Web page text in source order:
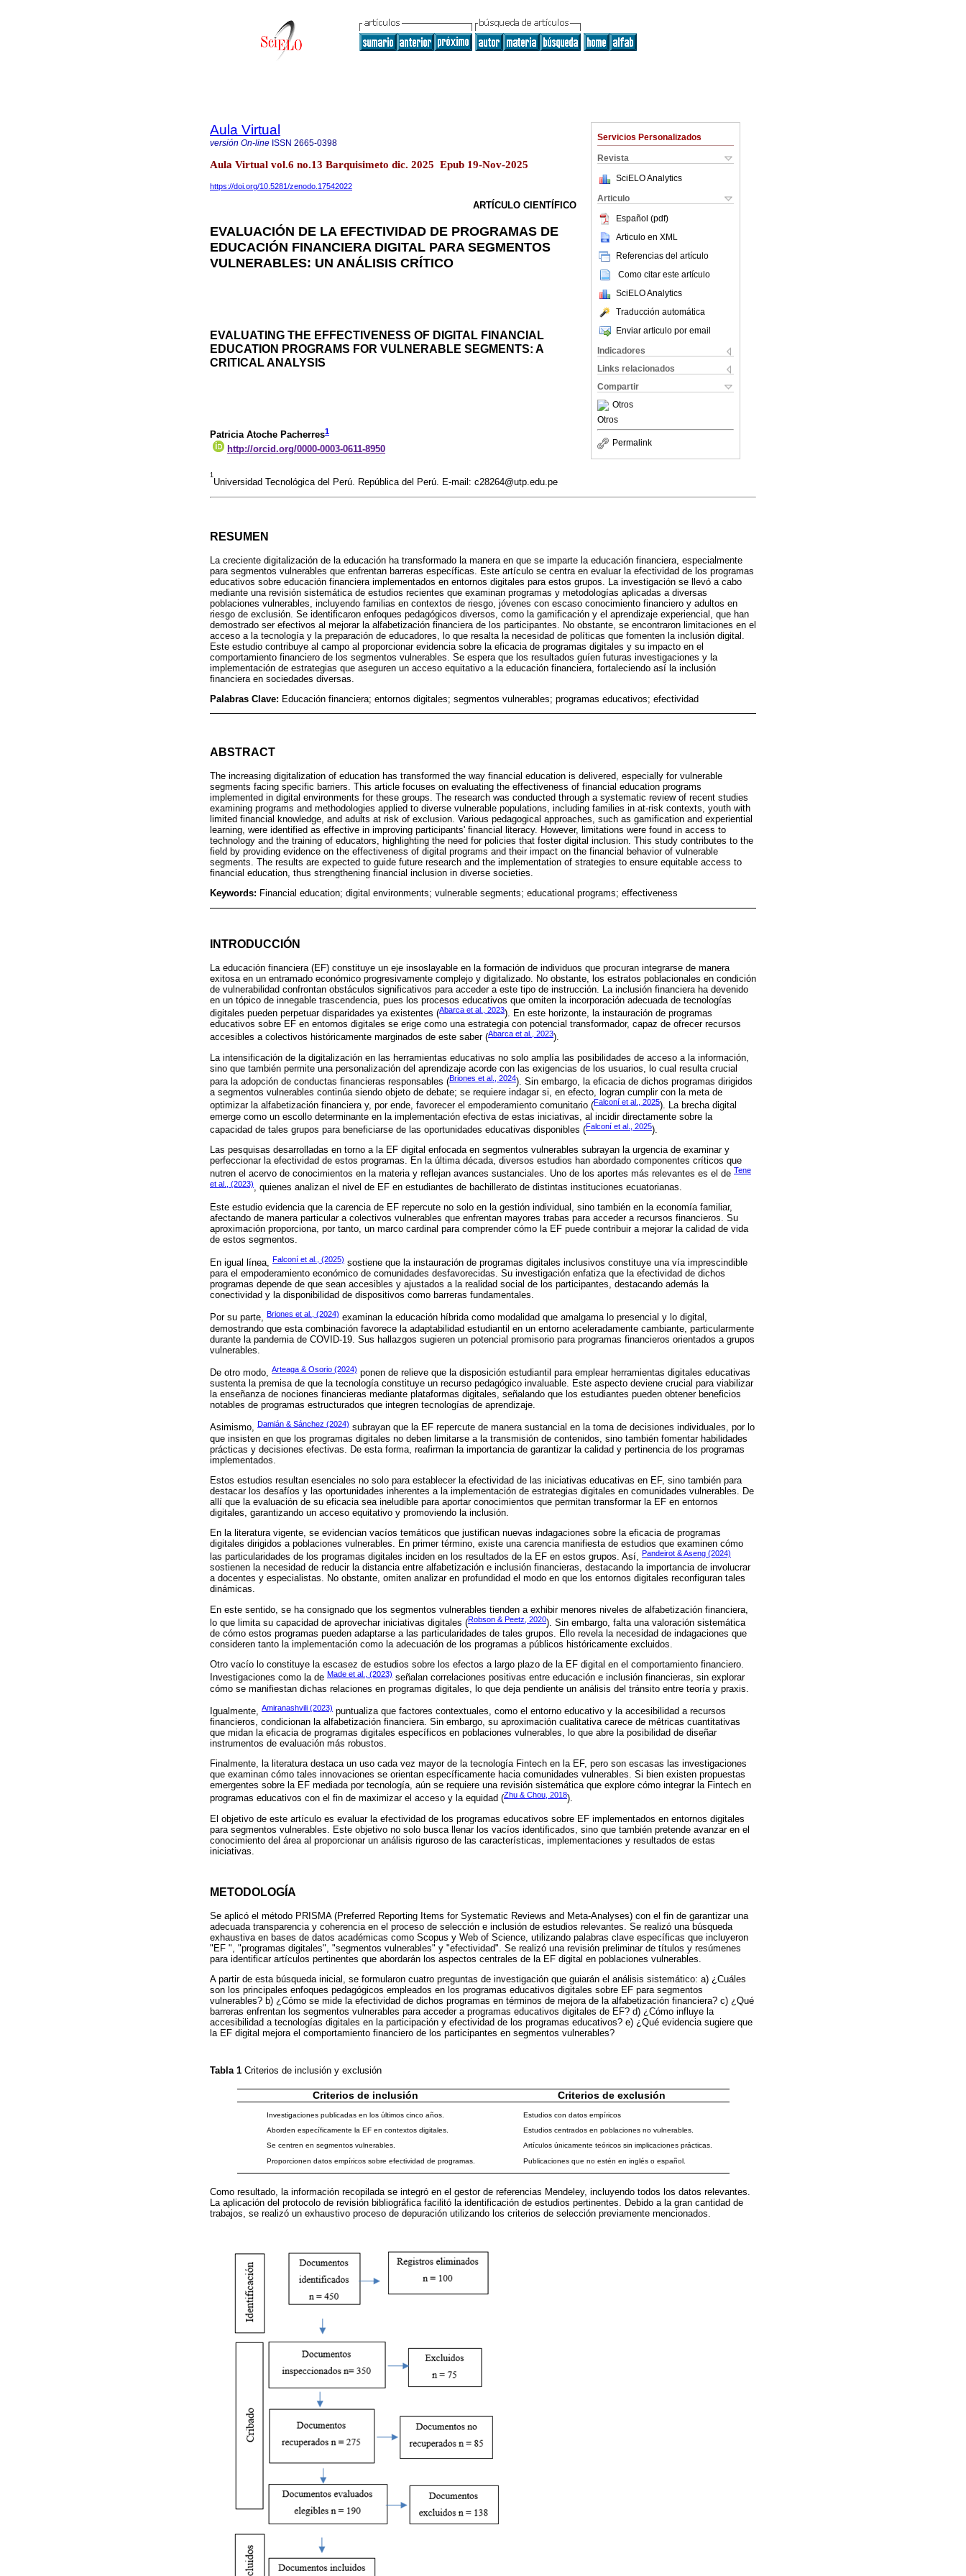
Servicios Personalizados
Revista
SciELO Analytics
Articulo
Español (pdf)
Articulo en XML
Referencias del artículo
Como citar este artículo
SciELO Analytics
Traducción automática
Enviar articulo por email
Indicadores
Links relacionados
Compartir
Otros
Otros
Permalink
Aula Virtual
versión On-line ISSN 2665-0398
Aula Virtual vol.6 no.13 Barquisimeto dic. 2025 Epub 19-Nov-2025
https://doi.org/10.5281/zenodo.17542022
ARTÍCULO CIENTÍFICO
EVALUACIÓN DE LA EFECTIVIDAD DE PROGRAMAS DE
EDUCACIÓN FINANCIERA DIGITAL PARA SEGMENTOS
VULNERABLES: UN ANÁLISIS CRÍTICO
EVALUATING THE EFFECTIVENESS OF DIGITAL FINANCIAL
EDUCATION PROGRAMS FOR VULNERABLE SEGMENTS: A
CRITICAL ANALYSIS
Patricia Atoche Pacherres1
http://orcid.org/0000-0003-0611-8950
1
Universidad Tecnológica del Perú. República del Perú. E-mail: c28264@utp.edu.pe
RESUMEN
La creciente digitalización de la educación ha transformado la manera en que se imparte la educación financiera, especialmente
para segmentos vulnerables que enfrentan barreras específicas. Este artículo se centra en evaluar la efectividad de los programas
educativos sobre educación financiera implementados en entornos digitales para estos grupos. La investigación se llevó a cabo
mediante una revisión sistemática de estudios recientes que examinan programas y metodologías aplicadas a diversas
poblaciones vulnerables, incluyendo familias en contextos de riesgo, jóvenes con escaso conocimiento financiero y adultos en
riesgo de exclusión. Se identificaron enfoques pedagógicos diversos, como la gamificación y el aprendizaje experiencial, que han
demostrado ser efectivos al mejorar la alfabetización financiera de los participantes. No obstante, se encontraron limitaciones en el
acceso a la tecnología y la preparación de educadores, lo que resalta la necesidad de políticas que fomenten la inclusión digital.
Este estudio contribuye al campo al proporcionar evidencia sobre la eficacia de programas digitales y su impacto en el
comportamiento financiero de los segmentos vulnerables. Se espera que los resultados guíen futuras investigaciones y la
implementación de estrategias que aseguren un acceso equitativo a la educación financiera, fortaleciendo así la inclusión
financiera en sociedades diversas.
Palabras Clave: Educación financiera; entornos digitales; segmentos vulnerables; programas educativos; efectividad
ABSTRACT
The increasing digitalization of education has transformed the way financial education is delivered, especially for vulnerable
segments facing specific barriers. This article focuses on evaluating the effectiveness of financial education programs
implemented in digital environments for these groups. The research was conducted through a systematic review of recent studies
examining programs and methodologies applied to diverse vulnerable populations, including families in at-risk contexts, youth with
limited financial knowledge, and adults at risk of exclusion. Various pedagogical approaches, such as gamification and experiential
learning, were identified as effective in improving participants' financial literacy. However, limitations were found in access to
technology and the training of educators, highlighting the need for policies that foster digital inclusion. This study contributes to the
field by providing evidence on the effectiveness of digital programs and their impact on the financial behavior of vulnerable
segments. The results are expected to guide future research and the implementation of strategies to ensure equitable access to
financial education, thus strengthening financial inclusion in diverse societies.
Keywords: Financial education; digital environments; vulnerable segments; educational programs; effectiveness
INTRODUCCIÓN
La educación financiera (EF) constituye un eje insoslayable en la formación de individuos que procuran integrarse de manera
exitosa en un entramado económico progresivamente complejo y digitalizado. No obstante, los estratos poblacionales en condición
de vulnerabilidad confrontan obstáculos significativos para acceder a este tipo de instrucción. La inclusión financiera ha devenido
en un tópico de innegable trascendencia, pues los procesos educativos que omiten la incorporación adecuada de tecnologías
digitales pueden perpetuar disparidades ya existentes (Abarca et al., 2023). En este horizonte, la instauración de programas
educativos sobre EF en entornos digitales se erige como una estrategia con potencial transformador, capaz de ofrecer recursos
accesibles a colectivos históricamente marginados de este saber (Abarca et al., 2023).
La intensificación de la digitalización en las herramientas educativas no solo amplía las posibilidades de acceso a la información,
sino que también permite una personalización del aprendizaje acorde con las exigencias de los usuarios, lo cual resulta crucial
para la adopción de conductas financieras responsables (Briones et al., 2024). Sin embargo, la eficacia de dichos programas dirigidos
a segmentos vulnerables continúa siendo objeto de debate; se requiere indagar si, en efecto, logran cumplir con la meta de
optimizar la alfabetización financiera y, por ende, favorecer el empoderamiento comunitario (Falconí et al., 2025). La brecha digital
emerge como un escollo determinante en la implementación efectiva de estas iniciativas, al incidir directamente sobre la
capacidad de tales grupos para beneficiarse de las oportunidades educativas disponibles (Falconí et al., 2025).
Las pesquisas desarrolladas en torno a la EF digital enfocada en segmentos vulnerables subrayan la urgencia de examinar y
perfeccionar la efectividad de estos programas. En la última década, diversos estudios han abordado componentes críticos que
nutren el acervo de conocimientos en la materia y reflejan avances sustanciales. Uno de los aportes más relevantes es el de Tene
et al., (2023), quienes analizan el nivel de EF en estudiantes de bachillerato de distintas instituciones ecuatorianas.
Este estudio evidencia que la carencia de EF repercute no solo en la gestión individual, sino también en la economía familiar,
afectando de manera particular a colectivos vulnerables que enfrentan mayores trabas para acceder a recursos financieros. Su
aproximación proporciona, por tanto, un marco cardinal para comprender cómo la EF puede contribuir a mejorar la calidad de vida
de estos segmentos.
En igual línea, Falconí et al., (2025) sostiene que la instauración de programas digitales inclusivos constituye una vía imprescindible
para el empoderamiento económico de comunidades desfavorecidas. Su investigación enfatiza que la efectividad de dichos
programas depende de que sean accesibles y ajustados a la realidad social de los participantes, destacando además la
conectividad y la disponibilidad de dispositivos como barreras fundamentales.
Por su parte, Briones et al., (2024) examinan la educación híbrida como modalidad que amalgama lo presencial y lo digital,
demostrando que esta combinación favorece la adaptabilidad estudiantil en un entorno aceleradamente cambiante, particularmente
durante la pandemia de COVID-19. Sus hallazgos sugieren un potencial promisorio para programas financieros orientados a grupos
vulnerables.
De otro modo, Arteaga & Osorio (2024) ponen de relieve que la disposición estudiantil para emplear herramientas digitales educativas
sustenta la premisa de que la tecnología constituye un recurso pedagógico invaluable. Este aspecto deviene crucial para viabilizar
la enseñanza de nociones financieras mediante plataformas digitales, señalando que los estudiantes pueden obtener beneficios
notables de programas estructurados que integren tecnologías de aprendizaje.
Asimismo, Damián & Sánchez (2024) subrayan que la EF repercute de manera sustancial en la toma de decisiones individuales, por lo
que insisten en que los programas digitales no deben limitarse a la transmisión de contenidos, sino también fomentar habilidades
prácticas y decisiones efectivas. De esta forma, reafirman la importancia de garantizar la calidad y pertinencia de los programas
implementados.
Estos estudios resultan esenciales no solo para establecer la efectividad de las iniciativas educativas en EF, sino también para
destacar los desafíos y las oportunidades inherentes a la implementación de estrategias digitales en comunidades vulnerables. De
allí que la evaluación de su eficacia sea ineludible para aportar conocimientos que permitan transformar la EF en entornos
digitales, garantizando un acceso equitativo y promoviendo la inclusión.
En la literatura vigente, se evidencian vacíos temáticos que justifican nuevas indagaciones sobre la eficacia de programas
digitales dirigidos a poblaciones vulnerables. En primer término, existe una carencia manifiesta de estudios que examinen cómo
las particularidades de los programas digitales inciden en los resultados de la EF en estos grupos. Así, Pandeirot & Aseng (2024)
sostienen la necesidad de reducir la distancia entre alfabetización e inclusión financieras, destacando la importancia de involucrar
a docentes y especialistas. No obstante, omiten analizar en profundidad el modo en que los entornos digitales reconfiguran tales
dinámicas.
En este sentido, se ha consignado que los segmentos vulnerables tienden a exhibir menores niveles de alfabetización financiera,
lo que limita su capacidad de aprovechar iniciativas digitales (Robson & Peetz, 2020). Sin embargo, falta una valoración sistemática
de cómo estos programas pueden adaptarse a las particularidades de tales grupos. Ello revela la necesidad de indagaciones que
consideren tanto la implementación como la adecuación de los programas a públicos históricamente excluidos.
Otro vacío lo constituye la escasez de estudios sobre los efectos a largo plazo de la EF digital en el comportamiento financiero.
Investigaciones como la de Made et al., (2023) señalan correlaciones positivas entre educación e inclusión financieras, sin explorar
cómo se manifiestan dichas relaciones en programas digitales, lo que deja pendiente un análisis del tránsito entre teoría y praxis.
Igualmente, Amiranashvili (2023) puntualiza que factores contextuales, como el entorno educativo y la accesibilidad a recursos
financieros, condicionan la alfabetización financiera. Sin embargo, su aproximación cualitativa carece de métricas cuantitativas
que midan la eficacia de programas digitales específicos en poblaciones vulnerables, lo que abre la posibilidad de diseñar
instrumentos de evaluación más robustos.
Finalmente, la literatura destaca un uso cada vez mayor de la tecnología Fintech en la EF, pero son escasas las investigaciones
que examinan cómo tales innovaciones se orientan específicamente hacia comunidades vulnerables. Si bien existen propuestas
emergentes sobre la EF mediada por tecnología, aún se requiere una revisión sistemática que explore cómo integrar la Fintech en
programas educativos con el fin de maximizar el acceso y la equidad (Zhu & Chou, 2018).
El objetivo de este artículo es evaluar la efectividad de los programas educativos sobre EF implementados en entornos digitales
para segmentos vulnerables. Este objetivo no solo busca llenar los vacíos identificados, sino que también pretende avanzar en el
conocimiento del área al proporcionar un análisis riguroso de las características, implementaciones y resultados de estas
iniciativas.
METODOLOGÍA
Se aplicó el método PRISMA (Preferred Reporting Items for Systematic Reviews and Meta-Analyses) con el fin de garantizar una
adecuada transparencia y coherencia en el proceso de selección e inclusión de estudios relevantes. Se realizó una búsqueda
exhaustiva en bases de datos académicas como Scopus y Web of Science, utilizando palabras clave específicas que incluyeron
"EF ", "programas digitales", "segmentos vulnerables" y "efectividad". Se realizó una revisión preliminar de títulos y resúmenes
para identificar artículos pertinentes que abordarán los aspectos centrales de la EF digital en poblaciones vulnerables.
A partir de esta búsqueda inicial, se formularon cuatro preguntas de investigación que guiarán el análisis sistemático: a) ¿Cuáles
son los principales enfoques pedagógicos empleados en los programas educativos digitales sobre EF para segmentos
vulnerables? b) ¿Cómo se mide la efectividad de dichos programas en términos de mejora de la alfabetización financiera? c) ¿Qué
barreras enfrentan los segmentos vulnerables para acceder a programas educativos digitales de EF? d) ¿Cómo influye la
accesibilidad a tecnologías digitales en la participación y efectividad de los programas educativos? e) ¿Qué evidencia sugiere que
la EF digital mejora el comportamiento financiero de los participantes en segmentos vulnerables?
Tabla 1 Criterios de inclusión y exclusión
Criterios de inclusión Criterios de exclusión
Investigaciones publicadas en los últimos cinco años.
Aborden específicamente la EF en contextos digitales.
Se centren en segmentos vulnerables.
Proporcionen datos empíricos sobre efectividad de programas.
Estudios con datos empíricos
Estudios centrados en poblaciones no vulnerables.
Artículos únicamente teóricos sin implicaciones prácticas.
Publicaciones que no estén en inglés o español.
Como resultado, la información recopilada se integró en el gestor de referencias Mendeley, incluyendo todos los datos relevantes.
La aplicación del protocolo de revisión bibliográfica facilitó la identificación de estudios pertinentes. Debido a la gran cantidad de
trabajos, se realizó un exhaustivo proceso de depuración utilizando los criterios de selección previamente mencionados.